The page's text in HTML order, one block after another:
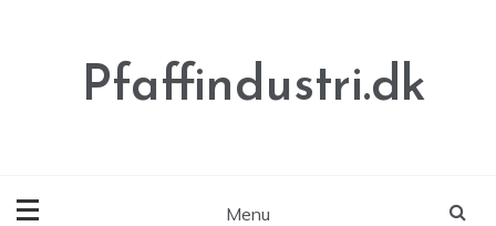
Pfaffindustri.dk
Menu